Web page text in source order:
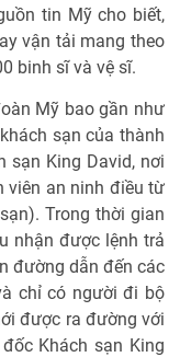
tin Mỹ cho biết,
vận tải mang theo
binh sĩ và vệ sĩ.
Mỹ bao gần như
sạn của thành
sạn King David, nơi
viên an ninh điều từ
Trong thời gian
nhận được lệnh trả
đường dẫn đến các
chỉ có người đi bộ
được ra đường với
Khách sạn King